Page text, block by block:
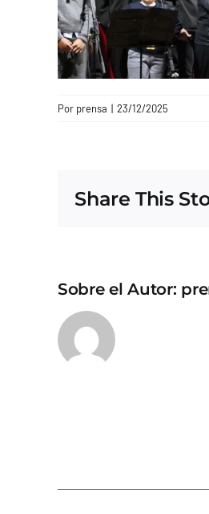
Por prensa | 23/12/2025
Share This
Sobre el Autor: